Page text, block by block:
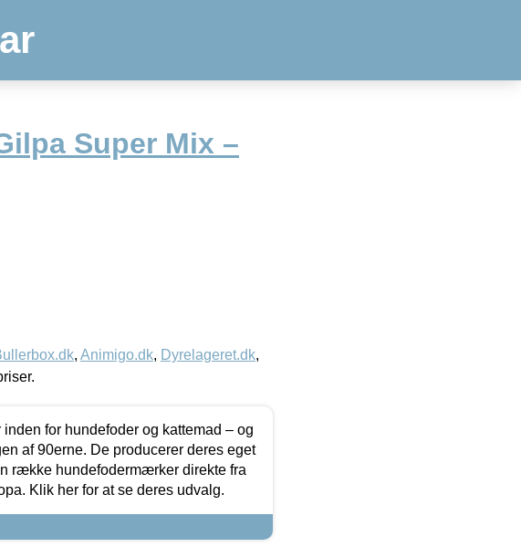
Super Mix –
, Animigo.dk, Dyrelageret.dk,
for hundefoder og kattemad – og
af 90erne. De producerer deres eget
række hundefodermærker direkte fra
Klik her for at se deres udvalg.